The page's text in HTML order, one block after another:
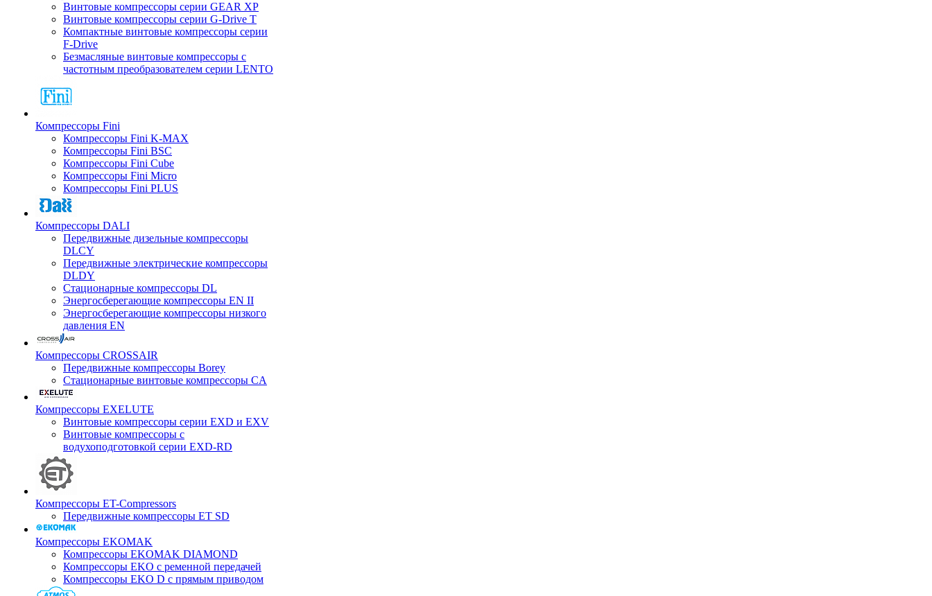
Винтовые компрессоры серии GEAR XP
Винтовые компрессоры серии G-Drive T
Компактные винтовые компрессоры серии
F-Drive
Безмасляные винтовые компрессоры с
частотным преобразователем серии LENTO
Компрессоры Fini
Компрессоры Fini K-MAX
Компрессоры Fini BSC
Компрессоры Fini Cube
Компрессоры Fini Micro
Компрессоры Fini PLUS
Компрессоры DALI
Передвижные дизельные компрессоры
DLCY
Передвижные электрические компрессоры
DLDY
Стационарные компрессоры DL
Энергосберегающие компрессоры EN II
Энергосберегающие компрессоры низкого
давления EN
Компрессоры CROSSAIR
Передвижные компрессоры Borey
Стационарные винтовые компрессоры CA
Компрессоры EXELUTE
Винтовые компрессоры серии EXD и EXV
Винтовые компрессоры с
водухоподготовкой серии EXD-RD
Компрессоры ET-Compressors
Передвижные компрессоры ET SD
Компрессоры EKOMAK
Компрессоры EKOMAK DIAMOND
Компрессоры EKO c ременной передачей
Компрессоры EKO D с прямым приводом